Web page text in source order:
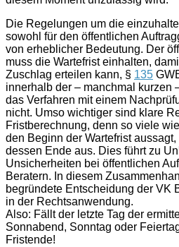
Die Regelungen um die
sowohl für den öffentlichen
von erheblicher Bedeutung. Der
muss die Wartefrist einhalten,
Zuschlag erteilen kann, § 135
innerhalb der – manchmal kurzen
das Verfahren mit einem
nicht. Umso wichtiger sind klare
Fristberechnung, denn so viele
den Beginn der Wartefrist
dessen Ende aus. Dies führt zu
Unsicherheiten bei öffentlichen
Beratern. In diesem
begründete Entscheidung der VK
in der Rechtsanwendung.
Also: Fällt der letzte Tag der
Sonnabend, Sonntag oder
Fristende!